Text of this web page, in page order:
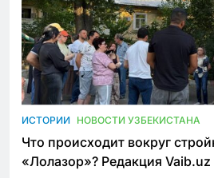
ИСТОРИИ НОВОСТИ УЗБЕКИСТАНА
Что происходит вокруг
«Лолазор»? Редакция Vaib.uz